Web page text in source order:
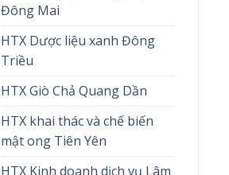
Đông Mai
HTX Dược liệu xanh Đông
Triều
HTX Giò Chả Quang Dần
HTX khai thác và chế biến
mật ong Tiên Yên
HTX Kinh doanh dịch vụ Lâm